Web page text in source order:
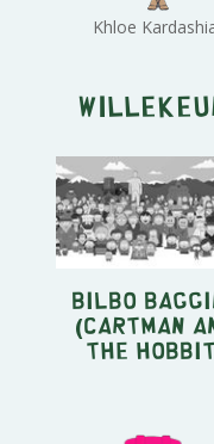
Khloe
Bilbo
(Cartman
the